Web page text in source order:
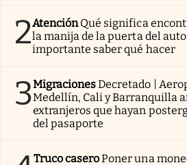
2AtenciónQué significa
la manija de la puerta del auto
importante saber qué hacer
3MigracionesDecretado |
Medellín, Cali y Barranquilla
extranjeros que hayan
del pasaporte
Truco caseroPoner una